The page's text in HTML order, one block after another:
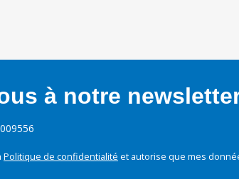
à notre
Politique de confidentialité et autorise que mes